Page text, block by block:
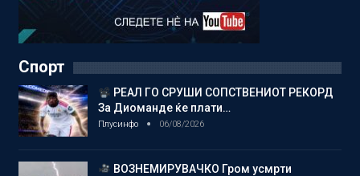
Спорт
РЕАЛ ГО СРУШИ СОПСТВЕНИОТ РЕКОРД
За Диоманде ќе плати…
Плусинфо 06/08/2026
ВОЗНЕМИРУВАЧКО Гром усмрти